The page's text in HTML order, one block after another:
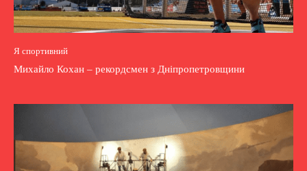
Я спортивний
Михайло Кохан – рекордсмен з Дніпропетровщини